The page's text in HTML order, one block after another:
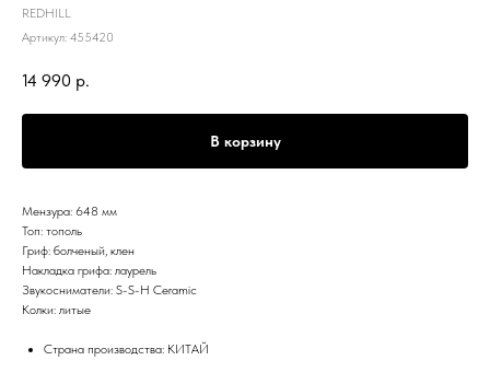
REDHILL
Артикул: 455420
14 990 р.
В корзину
Мензура: 648 мм
Топ: тополь
Гриф: болченый, клен
Накладка грифа: лаурель
Звукосниматели: S-S-H Ceramic
Колки: литые
Страна производства: КИТАЙ